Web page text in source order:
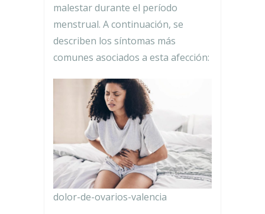
malestar durante el período
menstrual. A continuación, se
describen los síntomas más
comunes asociados a esta afección:
dolor-de-ovarios-valencia